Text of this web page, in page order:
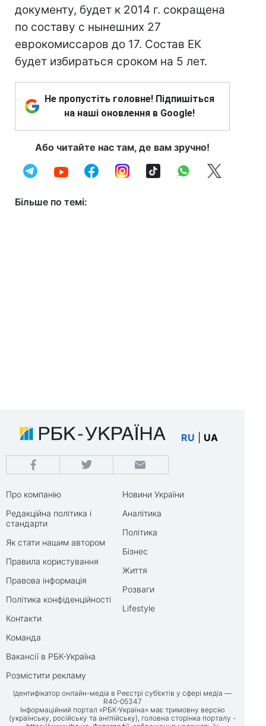
документу, будет к 2014 г. сокращена
по составу с нынешних 27
еврокомиссаров до 17. Состав ЕК
будет избираться сроком на 5 лет.
Не пропустіть головне! Підпишіться
на наші оновлення в Google!
Або читайте нас там, де вам зручно!
Більше по темі:
RU UA
Про компанію
Редакційна політика і
стандарти
Як стати нашим автором
Правила користування
Правова інформація
Політика конфіденційності
Контакти
Команда
Вакансії в РБК-Україна
Розмістити рекламу
Новини України
Аналітика
Політика
Бізнес
Життя
Розваги
Lifestyle
Ідентифікатор онлайн-медіа в Реєстрі суб’єктів у сфері медіа —
R40-05347
Інформаційний портал «РБК-Україна» має тримовну версію
(українську, російську та англійську), головна сторінка порталу -